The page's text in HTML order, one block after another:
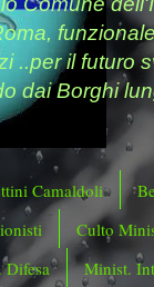
..per il futuro
dai Borghi
Camaldoli
Culto
Minist.